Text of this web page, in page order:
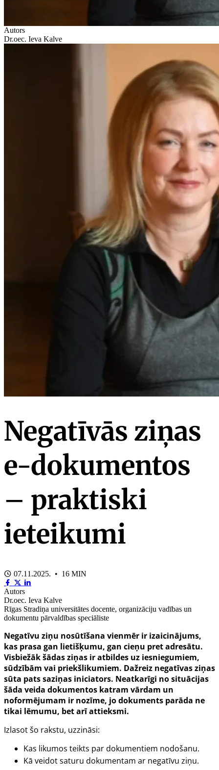
Autors
Dr.oec. Ieva Kalve
Negatīvās ziņas
e-dokumentos
– praktiski
ieteikumi
07.11.2025. • 16 MIN
Autors
Dr.oec. Ieva Kalve
Rīgas Stradiņa universitātes docente, organizāciju vadības un
dokumentu pārvaldības speciāliste
Negatīvu ziņu nosūtīšana vienmēr ir izaicinājums,
kas prasa gan lietišķumu, gan cieņu pret adresātu.
Visbiežāk šādas ziņas ir atbildes uz iesniegumiem,
sūdzībām vai priekšlikumiem. Dažreiz negatīvas ziņas
sūta pats saziņas iniciators. Neatkarīgi no situācijas
šāda veida dokumentos katram vārdam un
noformējumam ir nozīme, jo dokuments parāda ne
tikai lēmumu, bet arī attieksmi.
Izlasot šo rakstu, uzzināsi:
Kas likumos teikts par dokumentiem nodošanu.
Kā veidot saturu dokumentam ar negatīvu ziņu.